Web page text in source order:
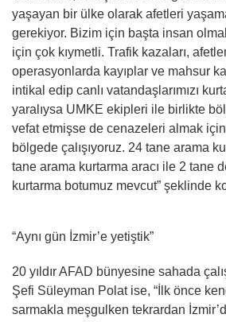
yaşayan bir ülke olarak afetleri
gerekiyor. Bizim için başta insan
için çok kıymetli. Trafik kazaları,
operasyonlarda kayıplar ve mahsur
intikal edip canlı vatandaşlarımızı
yaralıysa UMKE ekipleri ile birlikte
vefat etmişse de cenazeleri almak
bölgede çalışıyoruz. 24 tane arama
tane arama kurtarma aracı ile 2 tane
kurtarma botumuz mevcut” şeklinde
“Aynı gün İzmir’e yetiştik”
20 yıldır AFAD bünyesine sahada
Şefi Süleyman Polat ise, “İlk önce
sarmakla meşgulken tekrardan